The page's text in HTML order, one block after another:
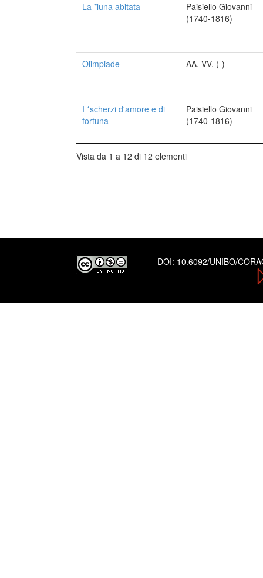
La *luna abitata
Paisiello Giovanni
(1740-1816)
Olimpiade AA. VV. (-)
I *scherzi d'amore e di
fortuna
Paisiello Giovanni
(1740-1816)
Vista da 1 a 12 di 12 elementi
DOI: 10.6092/UNIBO/